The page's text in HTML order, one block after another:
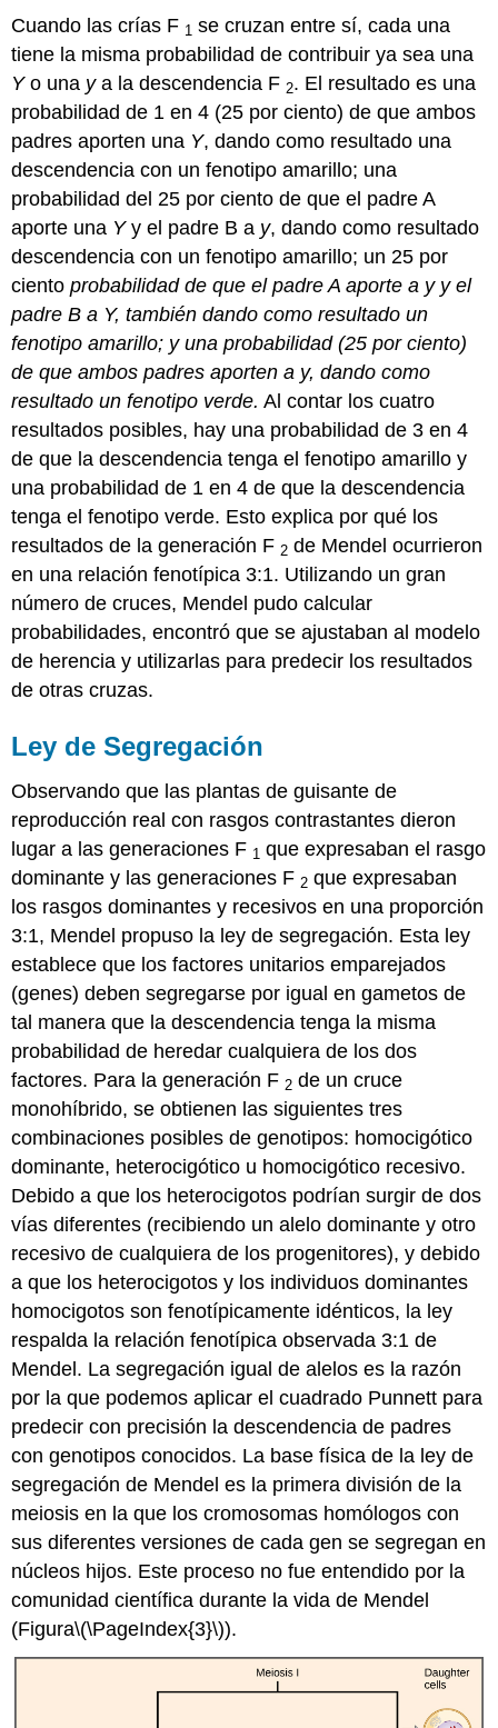
Cuando las crías F 1 se cruzan entre sí, cada una
tiene la misma probabilidad de contribuir ya sea una
Yo una ya la descendencia F 2. El resultado es una
probabilidad de 1 en 4 (25 por ciento) de que ambos
padres aporten una Y, dando como resultado una
descendencia con un fenotipo amarillo; una
probabilidad del 25 por ciento de que el padre A
aporte una Yy el padre B a y, dando como resultado
descendencia con un fenotipo amarillo; un 25 por
cientoprobabilidad de que el padre A aporte a y y el
padre B a Y, también dando como resultado un
fenotipo amarillo; y una probabilidad (25 por ciento)
de que ambos padres aporten a y, dando como
resultado un fenotipo verde. Al contar los cuatro
resultados posibles, hay una probabilidad de 3 en 4
de que la descendencia tenga el fenotipo amarillo y
una probabilidad de 1 en 4 de que la descendencia
tenga el fenotipo verde. Esto explica por qué los
resultados de la generación F 2 de Mendel ocurrieron
en una relación fenotípica 3:1. Utilizando un gran
número de cruces, Mendel pudo calcular
probabilidades, encontró que se ajustaban al modelo
de herencia y utilizarlas para predecir los resultados
de otras cruzas.
Ley de Segregación
Observando que las plantas de guisante de
reproducción real con rasgos contrastantes dieron
lugar a las generaciones F 1 que expresaban el rasgo
dominante y las generaciones F 2 que expresaban
los rasgos dominantes y recesivos en una proporción
3:1, Mendel propuso la ley de segregación. Esta ley
establece que los factores unitarios emparejados
(genes) deben segregarse por igual en gametos de
tal manera que la descendencia tenga la misma
probabilidad de heredar cualquiera de los dos
factores. Para la generación F 2 de un cruce
monohíbrido, se obtienen las siguientes tres
combinaciones posibles de genotipos: homocigótico
dominante, heterocigótico u homocigótico recesivo.
Debido a que los heterocigotos podrían surgir de dos
vías diferentes (recibiendo un alelo dominante y otro
recesivo de cualquiera de los progenitores), y debido
a que los heterocigotos y los individuos dominantes
homocigotos son fenotípicamente idénticos, la ley
respalda la relación fenotípica observada 3:1 de
Mendel. La segregación igual de alelos es la razón
por la que podemos aplicar el cuadrado Punnett para
predecir con precisión la descendencia de padres
con genotipos conocidos. La base física de la ley de
segregación de Mendel es la primera división de la
meiosis en la que los cromosomas homólogos con
sus diferentes versiones de cada gen se segregan en
núcleos hijos. Este proceso no fue entendido por la
comunidad científica durante la vida de Mendel
(Figura\(\PageIndex{3}\)).